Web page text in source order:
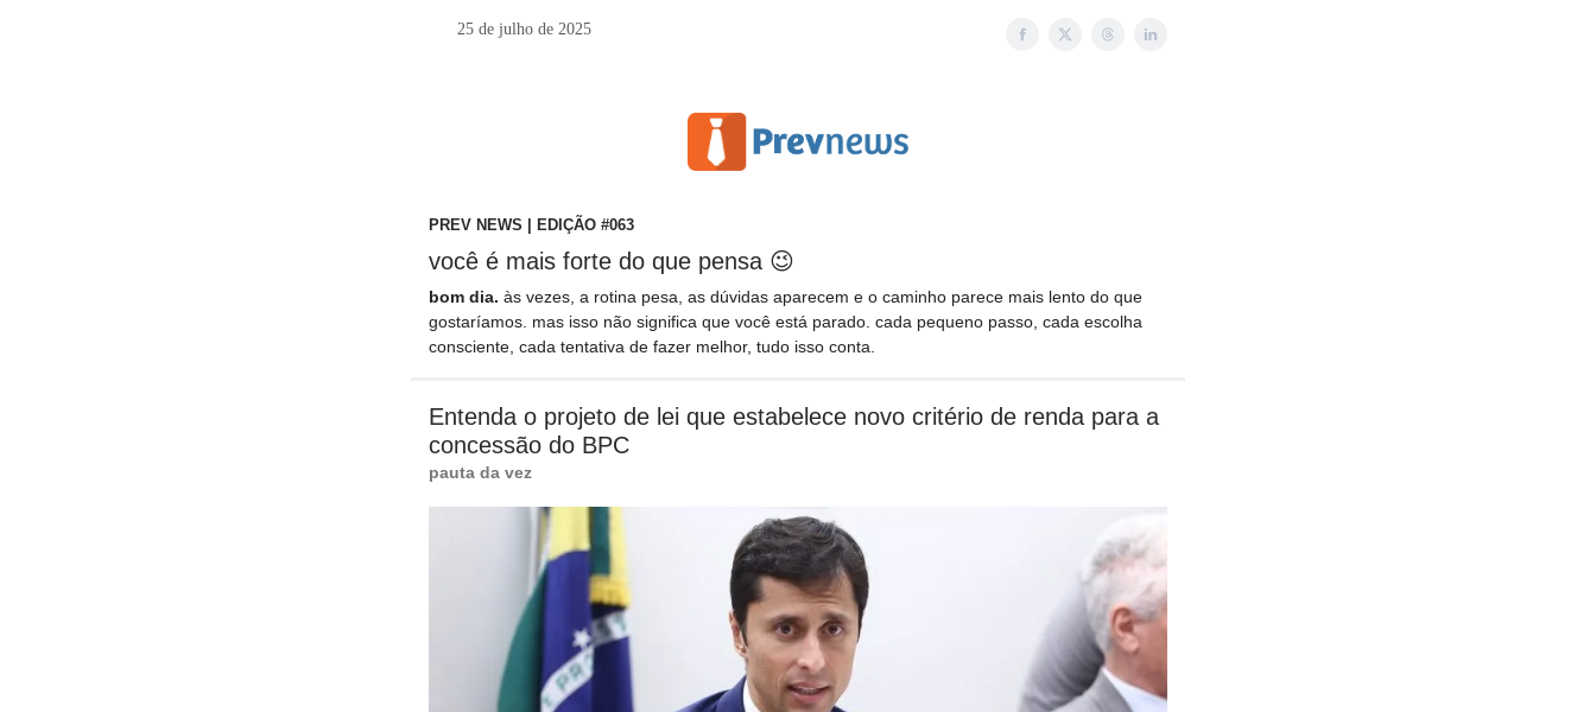
25 de julho de 2025
PREV NEWS | EDIÇÃO #063
você é mais forte do que pensa 😉
bom dia. às vezes, a rotina pesa, as dúvidas aparecem e o caminho parece mais lento do que
gostaríamos. mas isso não significa que você está parado. cada pequeno passo, cada escolha
consciente, cada tentativa de fazer melhor, tudo isso conta.
Entenda o projeto de lei que estabelece novo critério de renda para a
concessão do BPC
pauta da vez